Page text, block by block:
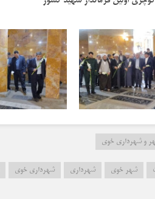
و شهرداری خوی
شهر خوی شهرداری شهرداری خوی